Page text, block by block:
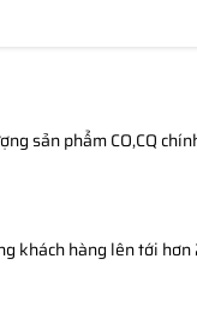
sản phẩm CO,CQ
khách hàng lên tới